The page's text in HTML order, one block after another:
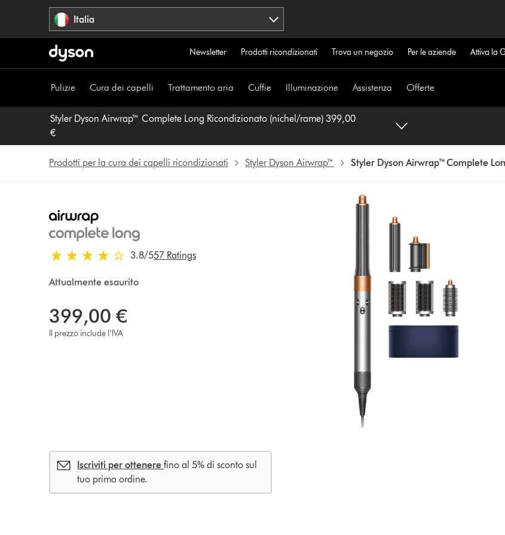
Italia
Newsletter Prodotti ricondizionati Trova un negozio Per le aziende Attiva la
Pulizie Cura dei capelli Trattamento aria Cuffie Illuminazione Assistenza Offerte
Styler Dyson Airwrap™ Complete Long Ricondizionato (nichel/rame) 399,00
€
Prodotti per la cura dei capelli ricondizionati Styler Dyson Airwrap™ Styler Dyson Airwrap™ Complete
3.8 stelle su 5 da 57 Ratings
3.8/557 Ratings
Attualmente esaurito
399,00 €
Il prezzo include l’IVA
Iscriviti per ottenerefino al 5% di sconto sul
tuo primo ordine.